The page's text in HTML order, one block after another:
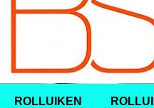
ROLLUIKEN